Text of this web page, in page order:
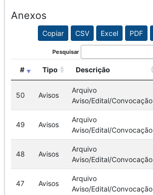
Anexos
Copiar CSV Excel PDF
Pesquisar
# Tipo Descrição
50 Avisos
Arquivo
Aviso/Edital/Convocação
49 Avisos
Arquivo
Aviso/Edital/Convocação
48 Avisos
Arquivo
Aviso/Edital/Convocação
47 Avisos
Arquivo
Aviso/Edital/Convocação